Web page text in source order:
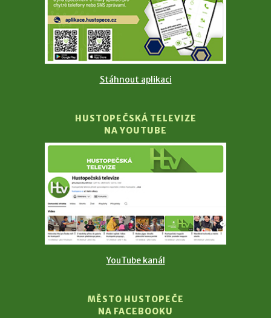
Stáhnout aplikaci
HUSTOPEČSKÁ TELEVIZE
NA YOUTUBE
YouTube kanál
MĚSTO HUSTOPEČE
NA FACEBOOKU